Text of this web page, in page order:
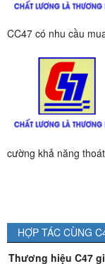
CC47 có nhu cầu
cường khả năng
HỢP TÁC CÙNG
Thương hiệu C47